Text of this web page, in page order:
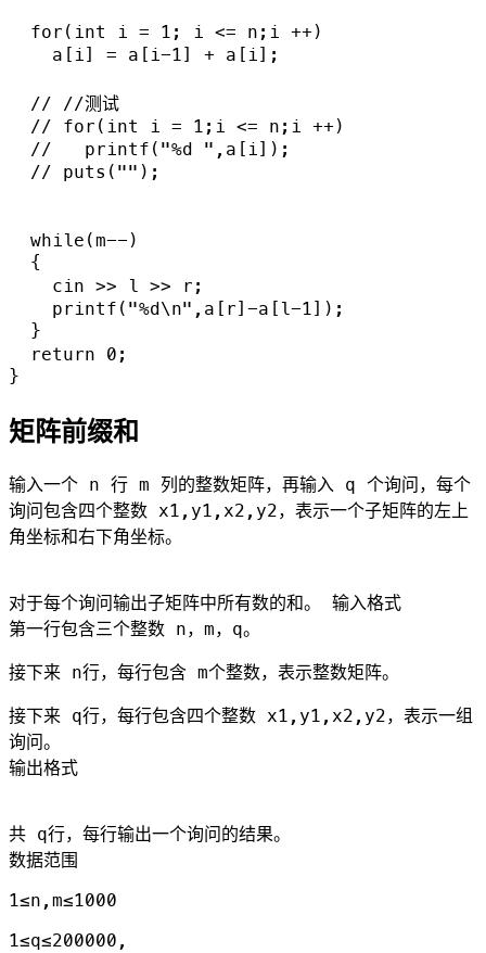
  for(int i = 1; i <= n;i ++)
    a[i] = a[i-1] + a[i];
  // //测试
  // for(int i = 1;i <= n;i ++)
  //   printf("%d ",a[i]);
  // puts("");
  while(m--)
  {
    cin >> l >> r;
    printf("%d\n",a[r]-a[l-1]);
  }
  return 0;
矩阵前缀和
输入一个 n 行 m 列的整数矩阵，再输入 q 个询问，每个
询问包含四个整数 x1,y1,x2,y2，表示一个子矩阵的左上
角坐标和右下角坐标。
对于每个询问输出子矩阵中所有数的和。 输入格式
第一行包含三个整数 n，m，q。
接下来 n行，每行包含 m个整数，表示整数矩阵。
接下来 q行，每行包含四个整数 x1,y1,x2,y2，表示一组
询问。
输出格式
共 q行，每行输出一个询问的结果。
数据范围
1≤n,m≤1000
1≤q≤200000,